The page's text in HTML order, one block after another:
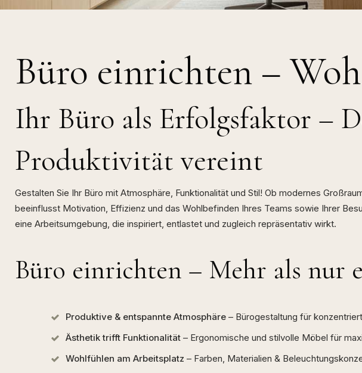
Büro einrichten –
Ihr Büro als Erfolgsfaktor –
Produktivität vereint
Gestalten Sie Ihr Büro mit Atmosphäre, Funktionalität und Stil! Ob modernes
beeinflusst Motivation, Effizienz und das Wohlbefinden Ihres Teams sowie Ihrer
eine Arbeitsumgebung, die inspiriert, entlastet und zugleich repräsentativ wirkt.
Büro einrichten – Mehr als nur
Produktive & entspannte Atmosphäre– Bürogestaltung für
Ästhetik trifft Funktionalität – Ergonomische und stilvolle Möbel für
Wohlfühlen am Arbeitsplatz – Farben, Materialien &